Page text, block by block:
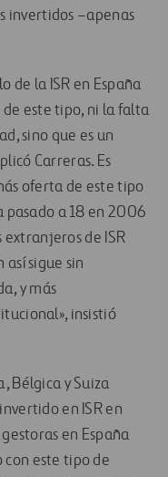
invertidos –apenas
de la ISR en España
este tipo, ni la falta
sino que es un
Carreras. Es
oferta de este tipo
pasado a 18 en 2006
extranjeros de ISR
sigue sin
y más
insistió
Bélgica y Suiza
en ISR en
en España
con este tipo de